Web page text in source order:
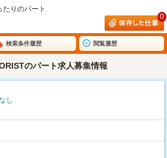
たりのパート
0
検索条件履歴 閲覧履歴
のパート求人募集情報
し